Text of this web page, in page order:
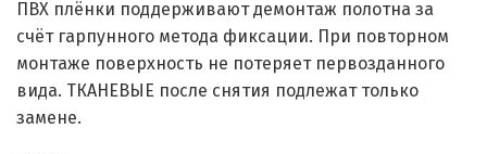
ПВХ плёнки поддерживают демонтаж полотна за
счёт гарпунного метода фиксации. При повторном
монтаже поверхность не потеряет первозданного
вида. ТКАНЕВЫЕ после снятия подлежат только
замене.